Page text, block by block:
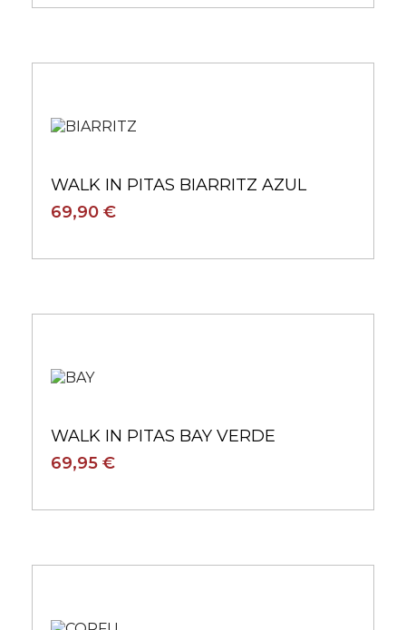
WALK IN PITAS BIARRITZ AZUL
69,90 €
WALK IN PITAS BAY VERDE
69,95 €